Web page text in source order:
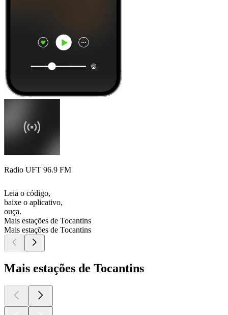
Radio UFT 96.9 FM
Leia o código,
baixe o aplicativo,
ouça.
Mais estações de Tocantins
Mais estações de Tocantins
Mais estações de Tocantins